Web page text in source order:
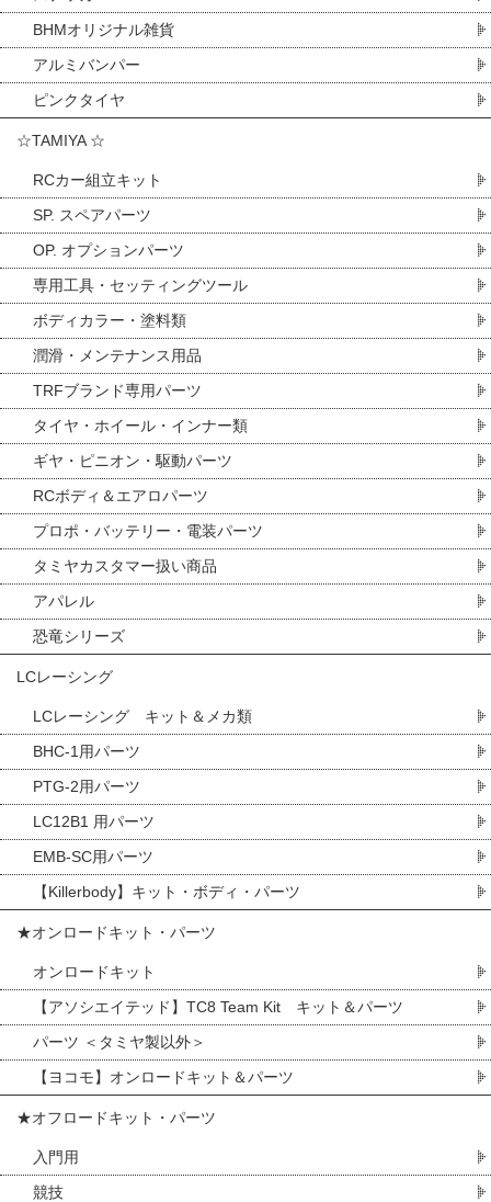
BHMオリジナル雑貨
アルミバンパー
ピンクタイヤ
☆TAMIYA ☆
RCカー組立キット
SP. スペアパーツ
OP. オプションパーツ
専用工具・セッティングツール
ボディカラー・塗料類
潤滑・メンテナンス用品
TRFブランド専用パーツ
タイヤ・ホイール・インナー類
ギヤ・ピニオン・駆動パーツ
RCボディ＆エアロパーツ
プロポ・バッテリー・電装パーツ
タミヤカスタマー扱い商品
アパレル
恐竜シリーズ
LCレーシング
LCレーシング キット＆メカ類
BHC-1用パーツ
PTG-2用パーツ
LC12B1 用パーツ
EMB-SC用パーツ
【Killerbody】キット・ボディ・パーツ
★オンロードキット・パーツ
オンロードキット
【アソシエイテッド】TC8 Team Kit キット＆パーツ
パーツ ＜タミヤ製以外＞
【ヨコモ】オンロードキット＆パーツ
★オフロードキット・パーツ
入門用
競技